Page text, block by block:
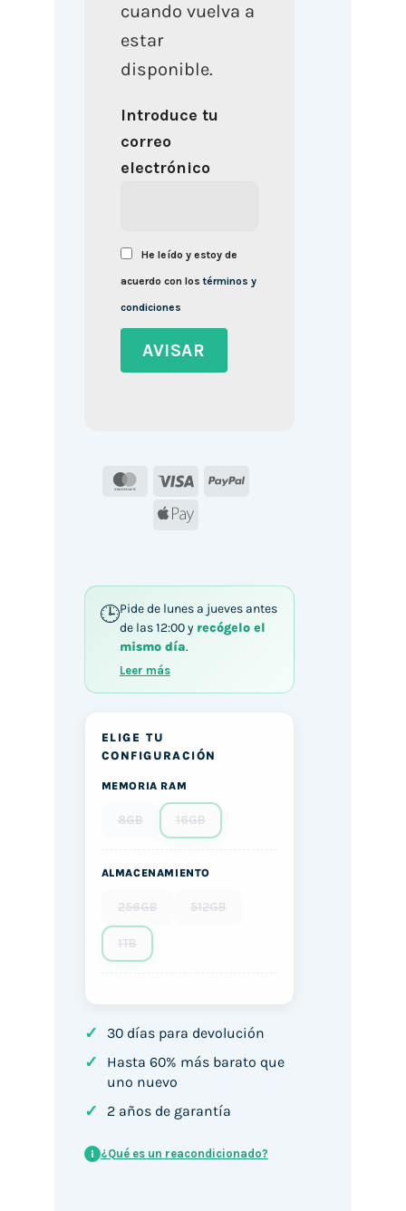
cuando vuelva a
estar
disponible.
Introduce tu
correo
electrónico
He leído y estoy de
acuerdo con lostérminos y
condiciones
MasterCard
Visa
PayPal
Apple
Pide de lunes a jueves antes
de las 12:00 y recógelo el
mismo día.
Leer más
ELIGE TU
CONFIGURACIÓN
MEMORIA RAM
8GB 16GB
ALMACENAMIENTO
256GB 512GB
1TB
✓ 30 días para devolución
✓
Hasta 60% más barato que
uno nuevo
✓ 2 años de garantía
i ¿Qué es un reacondicionado?